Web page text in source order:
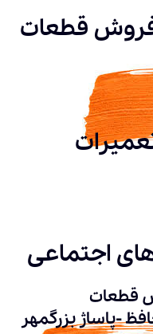
قطعات
اجتماعی
قطعات
-پاساژ بزرگمهر